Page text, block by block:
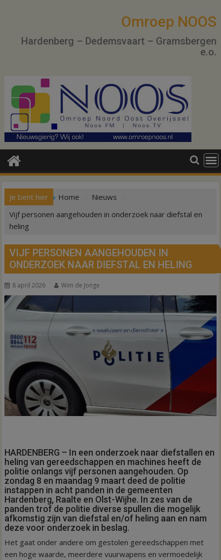
Omroep NOOS
Hardenberg – Dedemsvaart – Gramsbergen
e.o.
Je bent hier Home
Nieuws
Vijf personen aangehouden in onderzoek naar diefstal en
heling
VIJF PERSONEN AANGEHOUDEN IN
ONDERZOEK NAAR DIEFSTAL EN HELING
8 april 2026 Wim de Jonge
HARDENBERG – In een onderzoek naar diefstallen en
heling van gereedschappen en machines heeft de
politie onlangs vijf personen aangehouden. Op
zondag 8 en maandag 9 maart deed de politie
instappen in acht panden in de gemeenten
Hardenberg, Raalte en Olst-Wijhe. In zes van de
panden trof de politie diverse spullen die mogelijk
afkomstig zijn van diefstal en/of heling aan en nam
deze voor onderzoek in beslag.
Het gaat onder andere om gestolen gereedschappen met
een hoge waarde, meerdere vuurwapens en vermoedelijk